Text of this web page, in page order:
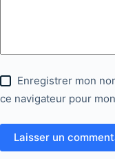
Enregistrer mon
ce navigateur pour
Laisser un